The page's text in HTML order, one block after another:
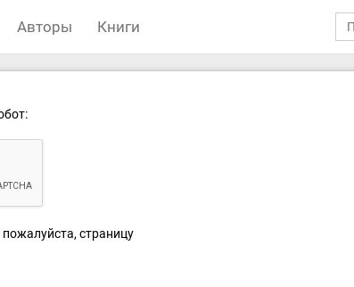
Авторы Книги
страницу